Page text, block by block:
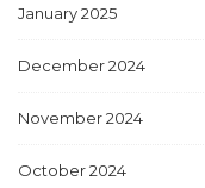
January 2025
December 2024
November 2024
October 2024